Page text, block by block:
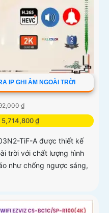
IP GHI ÂM NGOÀI TRỜI
₫
5,714,800 ₫
TiF-A được thiết kế
trời với chất lượng hình
như chống ngược sáng,